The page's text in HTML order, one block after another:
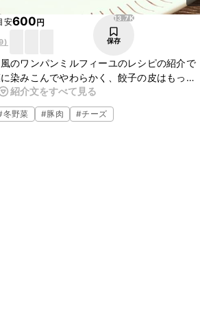
安600円
)
13.7K
保存
のワンパンミルフィーユのレシピの紹介で
染みこんでやわらかく、餃子の皮はもっち
す。フライパンで調理し、そのまま食卓に
あつあつのうちにお召し上がりください。
紹介文をすべて見る
冬野菜 #豚肉 #チーズ